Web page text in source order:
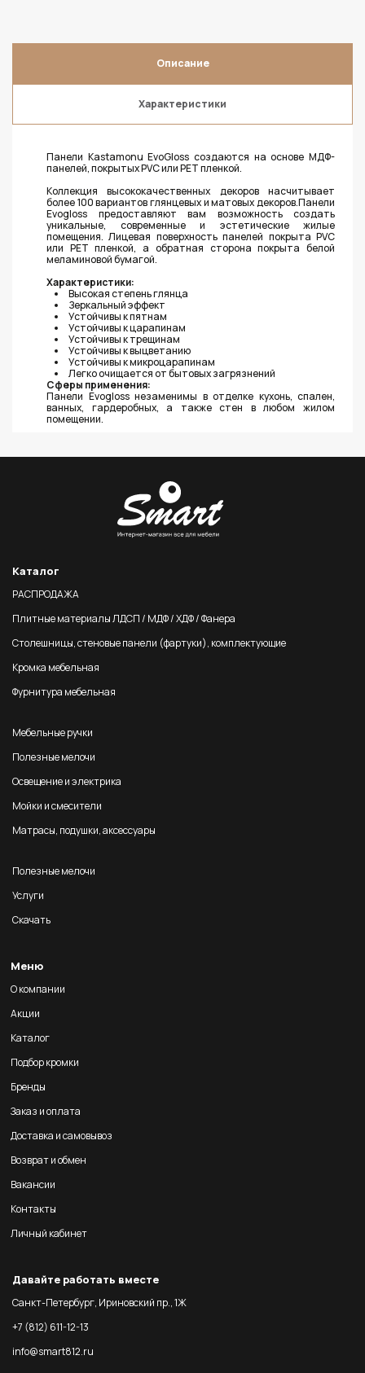
Описание
Характеристики
Панели Kastamonu EvoGloss создаются на основе МДФ-
панелей, покрытых PVC или PET пленкой.
Коллекция высококачественных декоров насчитывает
более 100 вариантов глянцевых и матовых декоров.Панели
Evogloss предоставляют вам возможность создать
уникальные, современные и эстетические жилые
помещения. Лицевая поверхность панелей покрыта PVC
или PET пленкой, а обратная сторона покрыта белой
меламиновой бумагой.
Характеристики:
Высокая степень глянца
Зеркальный эффект
Устойчивы к пятнам
Устойчивы к царапинам
Устойчивы к трещинам
Устойчивы к выцветанию
Устойчивы к микроцарапинам
Легко очищается от бытовых загрязнений
Сферы применения:
Панели Evogloss незаменимы в отделке кухонь, спален,
ванных, гардеробных, а также стен в любом жилом
помещении.
Каталог
РАСПРОДАЖА
Плитные материалы ЛДСП / МДФ / ХДФ / Фанера
Столешницы, стеновые панели (фартуки), комплектующие
Кромка мебельная
Фурнитура мебельная
Мебельные ручки
Полезные мелочи
Освещение и электрика
Мойки и смесители
Матрасы, подушки, аксессуары
Полезные мелочи
Услуги
Скачать
Меню
О компании
Акции
Каталог
Подбор кромки
Бренды
Заказ и оплата
Доставка и самовывоз
Возврат и обмен
Вакансии
Контакты
Личный кабинет
Давайте работать вместе
Санкт-Петербург, Ириновский пр., 1Ж
+7 (812) 611-12-13
info@smart812.ru